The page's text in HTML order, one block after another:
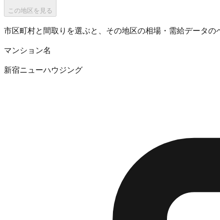
この地区を見る
市区町村と間取りを選ぶと、その地区の相場・需給データの
マンション名
新宿ニューハウジング